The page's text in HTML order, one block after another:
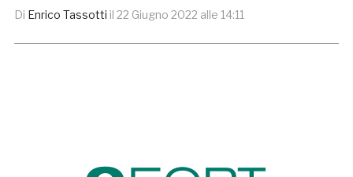
Di Enrico Tassotti il 22 Giugno 2022 alle 14:11